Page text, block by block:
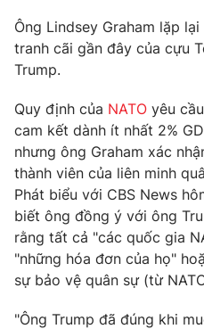
Câu chuyện quốc tế
Thị trường
Góc doanh nghiệp
Dữ liệu và đời sống
Truyền hình
Phim VTV
Hậu trường
Nhân vật
Khán giả
Giải sao mai
Giải trí
Điện ảnh
Âm nhạc
Sao
Đời sống
Du lịch
Làm đẹp
Chất lượng cuộc sống
Giáo dục
Tuyển sinh
Công nghệ
Hitech Công nghệ tương lai
Ông Lindsey Graham lặp
tranh cãi gần đây của cựu
Trump.
Quy định của NATO yêu
cam kết dành ít nhất 2%
nhưng ông Graham xác
thành viên của liên minh
Phát biểu với CBS News
biết ông đồng ý với ông
rằng tất cả "các quốc gia
"những hóa đơn của họ"
sự bảo vệ quân sự (từ
"Ông Trump đã đúng khi